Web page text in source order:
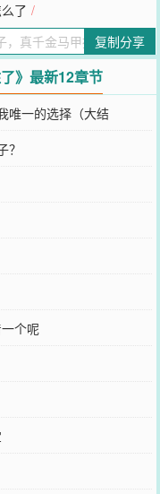
她量身定做的圈套内，
富，现在首富可是你的男
石……”
不住了》还不错的话请不
！
了 /
复制分享
》最新12章节
唯一的选择（大结
个呢